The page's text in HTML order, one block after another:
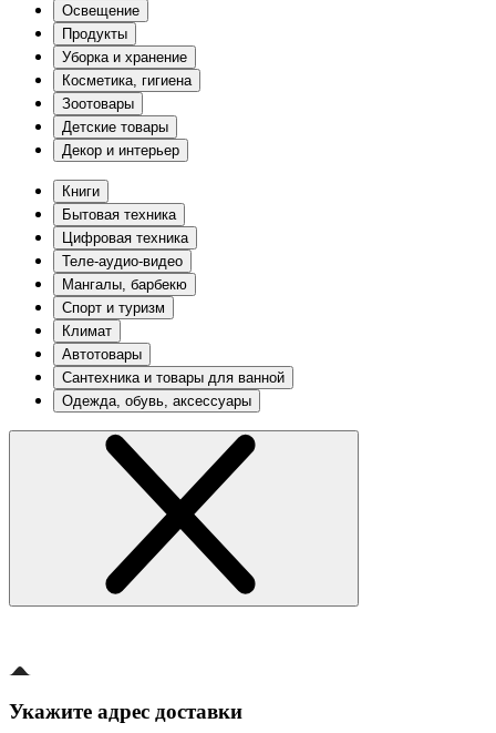
Освещение
Продукты
Уборка и хранение
Косметика, гигиена
Зоотовары
Детские товары
Декор и интерьер
Книги
Бытовая техника
Цифровая техника
Теле-аудио-видео
Мангалы, барбекю
Спорт и туризм
Климат
Автотовары
Сантехника и товары для ванной
Одежда, обувь, аксессуары
Укажите адрес доставки